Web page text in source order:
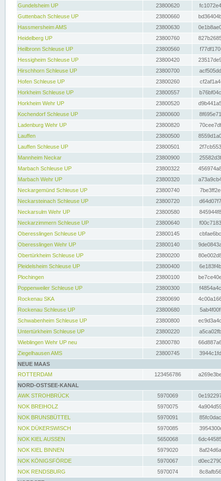
Gundelsheim UP
23800620
Guttenbach Schleuse UP
23800660
Hassmersheim AMS
23800630
Heidelberg UP
23800760
Heilbronn Schleuse UP
23800560
Hessigheim Schleuse UP
23800420
Hirschhorn Schleuse UP
23800700
Hofen Schleuse UP
23800260
Horkheim Schleuse UP
23800557
Horkheim Wehr UP
23800520
Kochendorf Schleuse UP
23800600
Ladenburg Wehr UP
23800820
Lauffen
23800500
Lauffen Schleuse UP
23800501
Mannheim Neckar
23800900
Marbach Schleuse UP
23800322
Marbach Wehr UP
23800320
Neckargemünd Schleuse UP
23800740
Neckarsteinach Schleuse UP
23800720
Neckarsulm Wehr UP
23800580
Neckarzimmern Schleuse UP
23800640
Oberesslingen Schleuse UP
23800145
Oberesslingen Wehr UP
23800140
Obertürkheim Schleuse UP
23800200
Pleidelsheim Schleuse UP
23800400
Plochingen
23800100
Poppenweiler Schleuse UP
23800300
Rockenau SKA
23800690
Rockenau Schleuse UP
23800680
Schwabenheim Schleuse UP
23800800
Untertürkheim Schleuse UP
23800220
Wieblingen Wehr UP neu
23800780
Ziegelhausen AMS
23800745
NEUE MAAS
ROTTERDAM
123456786
NORD-OSTSEE-KANAL
AWK STROHBRÜCK
5970069
NOK BREIHOLZ
5970075
NOK BRUNSBÜTTEL
5970091
NOK DÜKERSWISCH
5970085
NOK KIEL AUSSEN
5650068
NOK KIEL BINNEN
5979020
NOK KÖNIGSFÖRDE
5970067
NOK RENDSBURG
5970074